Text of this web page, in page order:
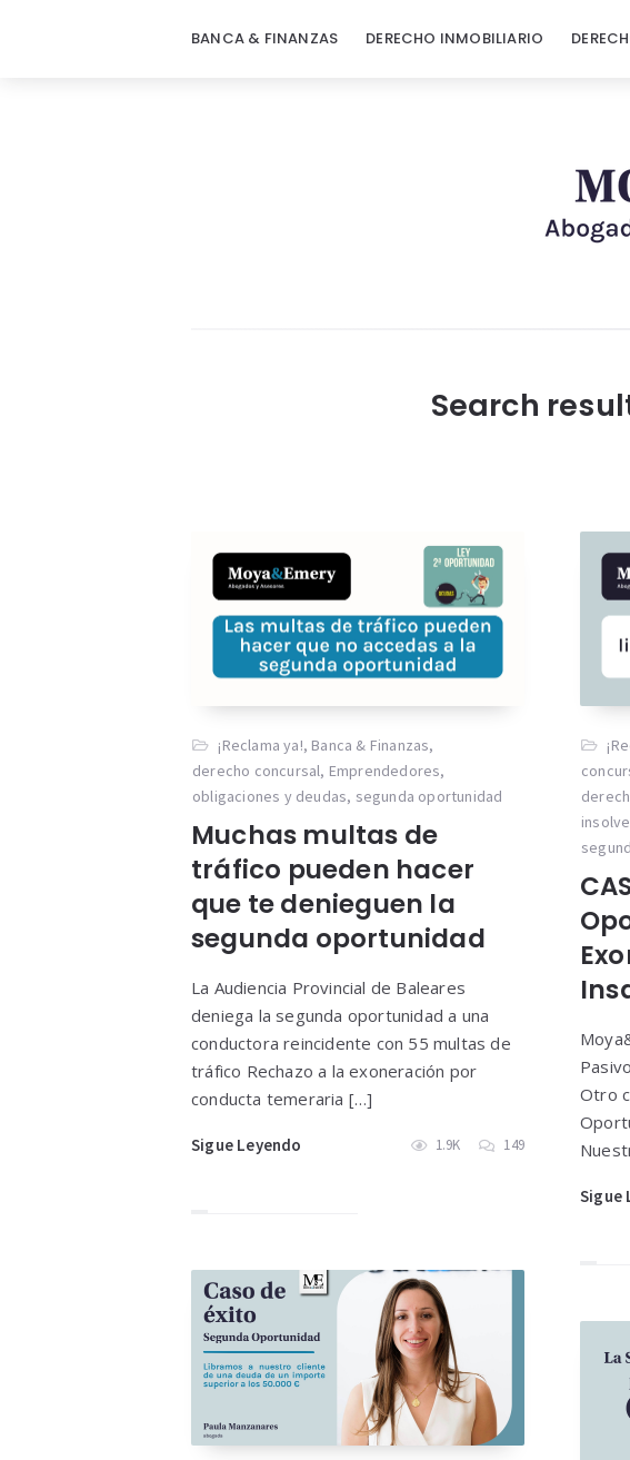
BANCA & FINANZAS DERECHO INMOBILIARIO
Search
¡Reclama ya!, Banca & Finanzas,
derecho concursal, Emprendedores,
obligaciones y deudas, segunda oportunidad
Muchas multas de
tráfico pueden hacer
que te denieguen la
segunda oportunidad
La Audiencia Provincial de Baleares
deniega la segunda oportunidad a una
conductora reincidente con 55 multas de
tráfico Rechazo a la exoneración por
conducta temeraria […]
Sigue Leyendo 1.9K 149
Otro
Sigue